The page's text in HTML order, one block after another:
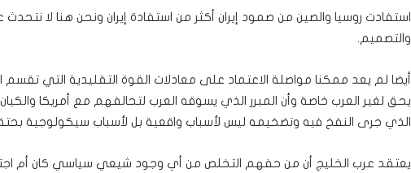
استفادت روسيا والصين من صمود إيران أكثر من استفادة إيران ونحن هنا لا نتحدث
والتصميم.
أيضا لم يعد ممكنا مواصلة الاعتماد على معادلات القوة التقليدية التي
يحق لغير العرب خاصة وأن المبرر الذي يسوقه العرب لتحالفهم مع أمريكا
الذي جرى النفخ فيه وتضخيمه ليس لأسباب واقعية بل لأسباب سيكولوجية
يعتقد عرب الخليج أن من حفهم التخلص من أي وجود شيعي سياسي كان أم